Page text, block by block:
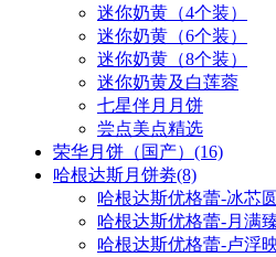
迷你奶黄（4个装）
迷你奶黄（6个装）
迷你奶黄（8个装）
迷你奶黄及白莲蓉
七星伴月月饼
尝点美点精选
荣华月饼（国产） (16)
哈根达斯月饼劵(8)
哈根达斯优格蕾-冰芯
哈根达斯优格蕾-月满
哈根达斯优格蕾-卢浮